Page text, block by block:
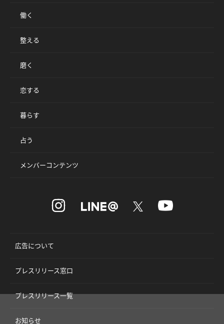
働く
整える
磨く
恋する
暮らす
占う
メンバーコンテンツ
広告について
プレスリリース窓口
プレスリリース一覧
お知らせ